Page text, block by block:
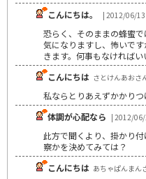
こんにちは。
| 2012/06/13
恐らく、そのままの蜂蜜で
気になりますし、怖いで
きます。何事もなければい
こんにちは さとけんあお
私ならとりあえずかかりつ
体調が心配なら | 2012/
此方で聞くより、掛かり
察かを決めてみては？
こんにちは あちゃぱんま